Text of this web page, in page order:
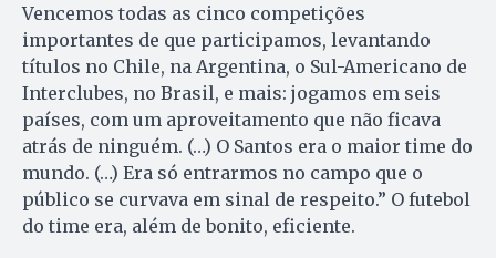
Vencemos todas as cinco competições
importantes de que participamos, levantando
títulos no Chile, na Argentina, o Sul-Americano de
Interclubes, no Brasil, e mais: jogamos em seis
países, com um aproveitamento que não ficava
atrás de ninguém. (…) O Santos era o maior time do
mundo. (…) Era só entrarmos no campo que o
público se curvava em sinal de respeito.” O futebol
do time era, além de bonito, eficiente.